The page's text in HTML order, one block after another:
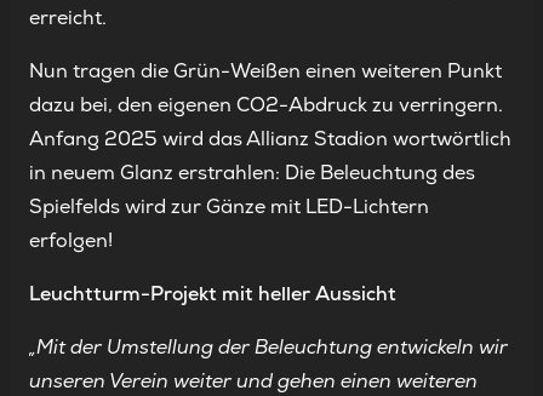
erreicht.
Nun tragen die Grün-Weißen einen weiteren Punkt
dazu bei, den eigenen CO2-Abdruck zu verringern.
Anfang 2025 wird das Allianz Stadion wortwörtlich
in neuem Glanz erstrahlen: Die Beleuchtung des
Spielfelds wird zur Gänze mit LED-Lichtern
erfolgen!
Leuchtturm-Projekt mit heller Aussicht
„Mit der Umstellung der Beleuchtung entwickeln wir
unseren Verein weiter und gehen einen weiteren